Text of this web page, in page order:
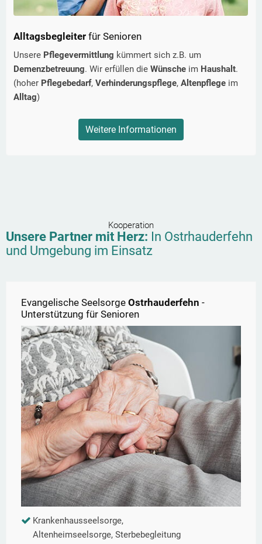
Alltagsbegleiter für Senioren
Unsere Pflegevermittlung kümmert sich z.B. um
Demenzbetreuung. Wir erfüllen die Wünsche im Haushalt.
(hoher Pflegebedarf, Verhinderungspflege, Altenpflege im
Alltag)
Weitere Informationen
Kooperation
Unsere Partner mit Herz: In Ostrhauderfehn
und Umgebung im Einsatz
Evangelische Seelsorge Ostrhauderfehn -
Unterstützung für Senioren
Krankenhausseelsorge,
Altenheimseelsorge, Sterbebegleitung